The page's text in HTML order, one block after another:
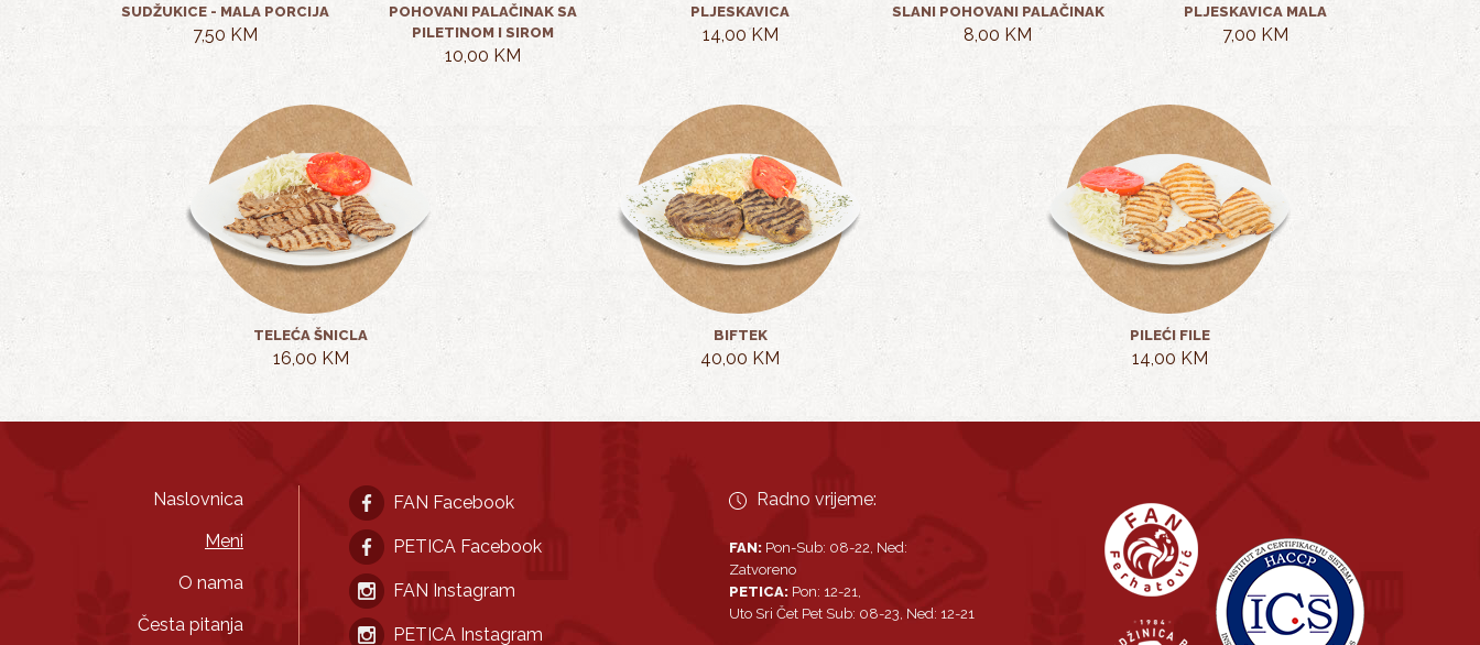
SUDŽUKICE - MALA PORCIJA
7,50 KM
POHOVANI PALAČINAK SA
PILETINOM I SIROM
10,00 KM
PLJESKAVICA
14,00 KM
SLANI POHOVANI PALAČINAK
8,00 KM
PLJESKAVICA MALA
7,00 KM
TELEĆA ŠNICLA
16,00 KM
BIFTEK
40,00 KM
PILEĆI FILE
14,00 KM
Naslovnica
Meni
O nama
Česta pitanja
FAN Facebook
PETICA Facebook
FAN Instagram
PETICA Instagram
Radno vrijeme:
FAN: Pon-Sub: 08-22, Ned:
Zatvoreno
PETICA: Pon: 12-21,
Uto Sri Čet Pet Sub: 08-23, Ned: 12-21